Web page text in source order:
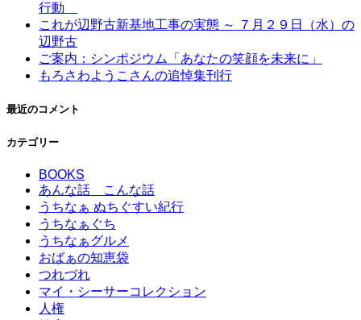
行動
これが辺野古新基地工事の実態 ～ ７月２９日（水）の
辺野古
ご案内：シンポジウム「あなたの笑顔を未来に」
もろさわようこさんの追悼集刊行
最近のコメント
カテゴリー
BOOKS
あんな話 こんな話
うちなぁ ぬちぐすい紀行
うちなぁぐち
うちなぁグルメ
おばぁの知恵袋
つれづれ
マイ・シーサーコレクション
人権